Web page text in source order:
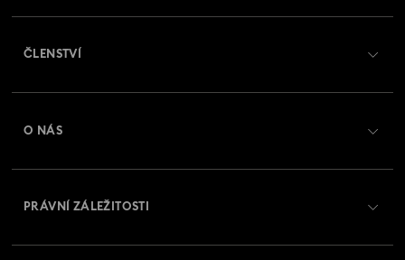
Vrácení a výměna
Stav opravy
ČLENSTVÍ
O NÁS
PRÁVNÍ ZÁLEŽITOSTI